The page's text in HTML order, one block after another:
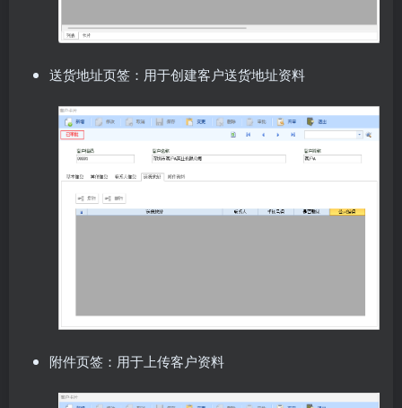
送货地址页签：用于创建客户送货地址资料
附件页签：用于上传客户资料